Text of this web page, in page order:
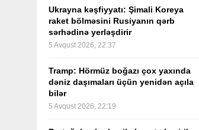
Ukrayna kəşfiyyatı: Şimali Koreya
raket bölməsini Rusiyanın qərb
sərhədinə yerləşdirir
5 Avqust 2026, 22:37
Tramp: Hörmüz boğazı çox yaxında
dəniz daşımaları üçün yenidən açıla
bilər
5 Avqust 2026, 22:19